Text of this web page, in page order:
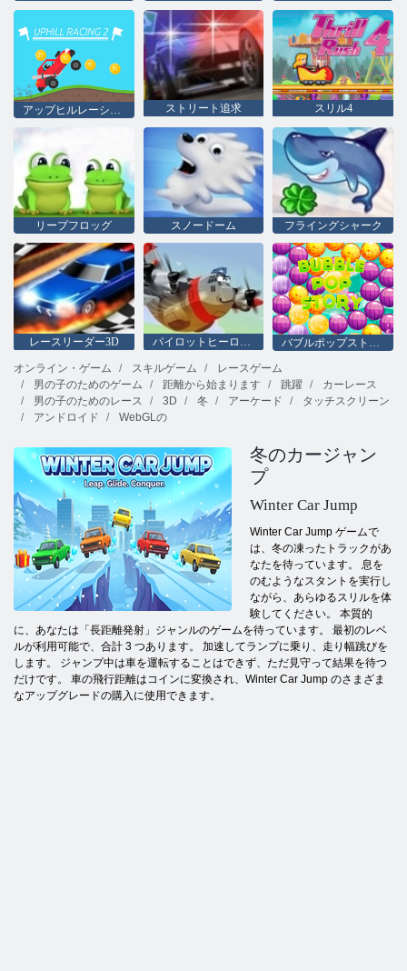
ストリート追求 スリル4
リープフロッグ スノードーム フライングシャーク
レースリーダー3D
バブルポップストーリー
オンライン・ゲーム
スキルゲーム
レースゲーム
男の子のためのゲーム
距離から始まります 跳躍
カーレース
男の子のためのレース
3D 冬 アーケード
タッチスクリーン
アンドロイド
WebGLの
冬のカージャン
プ
Winter Car Jump
Winter Car Jump ゲームで
は、冬の凍ったトラックがあ
なたを待っています。 息を
のむようなスタントを実行し
ながら、あらゆるスリルを体
験してください。 本質的
に、あなたは「長距離発射」ジャンルのゲームを待っています。 最初のレベ
ルが利用可能で、合計 3 つあります。 加速してランプに乗り、走り幅跳びを
します。 ジャンプ中は車を運転することはできず、ただ見守って結果を待つ
だけです。 車の飛行距離はコインに変換され、Winter Car Jump のさまざま
なアップグレードの購入に使用できます。